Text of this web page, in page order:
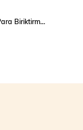
Parabox 5.000 Tl Kumbara Para Biriktirme Kutusu